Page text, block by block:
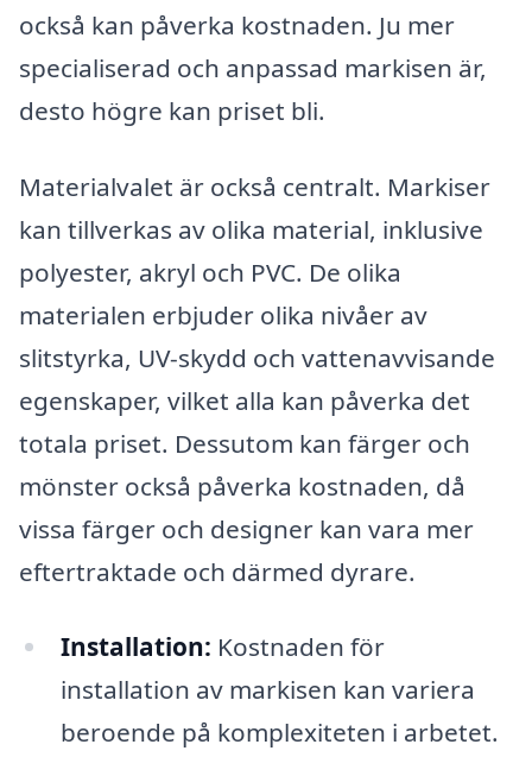
också kan påverka kostnaden. Ju mer
specialiserad och anpassad markisen är,
desto högre kan priset bli.
Materialvalet är också centralt. Markiser
kan tillverkas av olika material, inklusive
polyester, akryl och PVC. De olika
materialen erbjuder olika nivåer av
slitstyrka, UV-skydd och vattenavvisande
egenskaper, vilket alla kan påverka det
totala priset. Dessutom kan färger och
mönster också påverka kostnaden, då
vissa färger och designer kan vara mer
eftertraktade och därmed dyrare.
Installation: Kostnaden för
installation av markisen kan variera
beroende på komplexiteten i arbetet.